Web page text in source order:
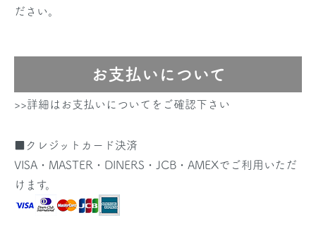
ださい。
お支払いについて
>>詳細はお支払いについてをご確認下さい
■クレジットカード決済
VISA・MASTER・DINERS・JCB・AMEXでご利用いただ
けます。